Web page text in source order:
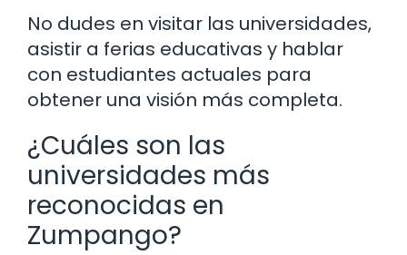
No dudes en visitar las universidades,
asistir a ferias educativas y hablar
con estudiantes actuales para
obtener una visión más completa.
¿Cuáles son las
universidades más
reconocidas en
Zumpango?